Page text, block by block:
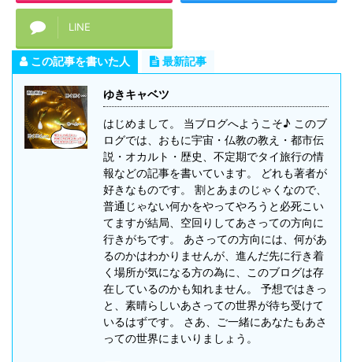
LINE
この記事を書いた人 最新記事
ゆきキャベツ
はじめまして。 当ブログへようこそ♪ このブ
ログでは、おもに宇宙・仏教の教え・都市伝
説・オカルト・歴史、不定期でタイ旅行の情
報などの記事を書いています。 どれも著者が
好きなものです。 割とあまのじゃくなので、
普通じゃない何かをやってやろうと必死こい
てますが結局、空回りしてあさっての方向に
行きがちです。 あさっての方向には、何があ
るのかはわかりませんが、進んだ先に行き着
く場所が気になる方の為に、このブログは存
在しているのかも知れません。 予想ではきっ
と、素晴らしいあさっての世界が待ち受けて
いるはずです。 さあ、ご一緒にあなたもあさ
っての世界にまいりましょう。